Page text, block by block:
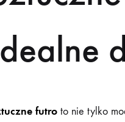
futro to nie tylko